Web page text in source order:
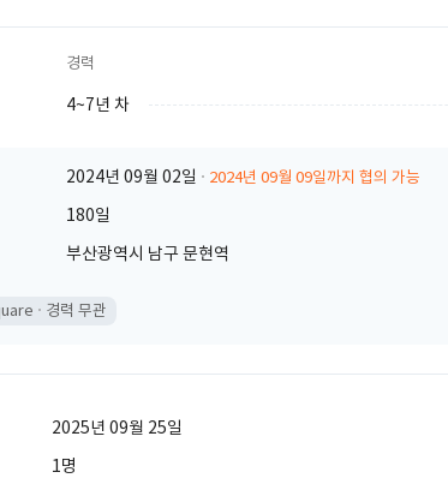
경력
4~7년 차
2024년 09월 02일 2024년 09월 09일까지 협의 가능
180일
부산광역시 남구 문현역
경력 무관
2025년 09월 25일
1명